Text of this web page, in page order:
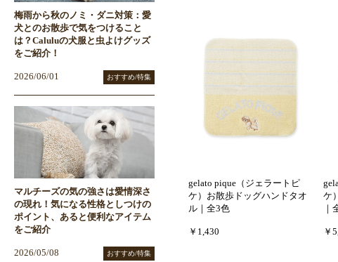
gelato pique（ジェラートピ
ケ）お散歩ドッグハンドタオ
ル｜全3色
￥1,430
ケ
｜
￥
梅雨から秋のノミ・ダニ対策：愛
犬とのお散歩で気をつけること
は？Caluluの犬服と虫よけグッズ
をご紹介！
2026/06/01 おすすめ/特集
マルチーズの気の強さは愛情深さ
の現れ！気になる性格としつけの
ポイント、あると便利なアイテム
をご紹介
2026/05/08 おすすめ/特集